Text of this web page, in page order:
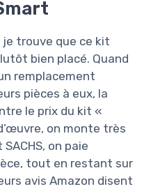
je trouve que ce kit
bien placé. Quand
remplacement
pièces à eux, la
le prix du kit «
on monte très
on paie
tout en restant sur
avis Amazon disent